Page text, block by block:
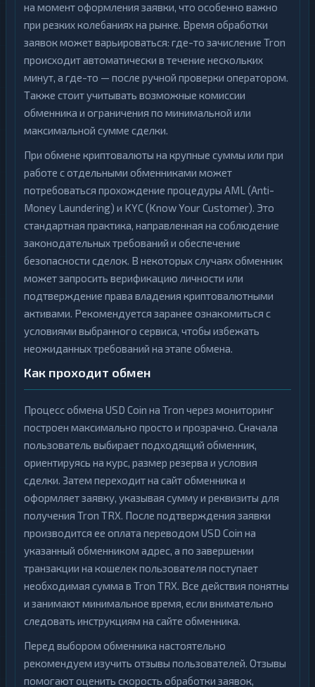
на момент оформления заявки, что особенно важно
при резких колебаниях на рынке. Время обработки
заявок может варьироваться: где-то зачисление Tron
происходит автоматически в течение нескольких
минут, а где-то — после ручной проверки оператором.
Также стоит учитывать возможные комиссии
обменника и ограничения по минимальной или
максимальной сумме сделки.
При обмене криптовалюты на крупные суммы или при
работе с отдельными обменниками может
потребоваться прохождение процедуры AML (Anti-
Money Laundering) и KYC (Know Your Customer). Это
стандартная практика, направленная на соблюдение
законодательных требований и обеспечение
безопасности сделок. В некоторых случаях обменник
может запросить верификацию личности или
подтверждение права владения криптовалютными
активами. Рекомендуется заранее ознакомиться с
условиями выбранного сервиса, чтобы избежать
неожиданных требований на этапе обмена.
Как проходит обмен
Процесс обмена USD Coin на Tron через мониторинг
построен максимально просто и прозрачно. Сначала
пользователь выбирает подходящий обменник,
ориентируясь на курс, размер резерва и условия
сделки. Затем переходит на сайт обменника и
оформляет заявку, указывая сумму и реквизиты для
получения Tron TRX. После подтверждения заявки
производится ее оплата переводом USD Coin на
указанный обменником адрес, а по завершении
транзакции на кошелек пользователя поступает
необходимая сумма в Tron TRX. Все действия понятны
и занимают минимальное время, если внимательно
следовать инструкциям на сайте обменника.
Перед выбором обменника настоятельно
рекомендуем изучить отзывы пользователей. Отзывы
помогают оценить скорость обработки заявок,